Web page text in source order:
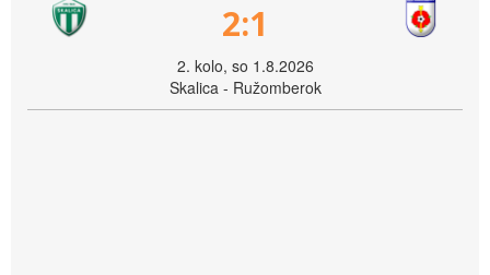
2:1
2. kolo, so 1.8.2026
Skalica - Ružomberok